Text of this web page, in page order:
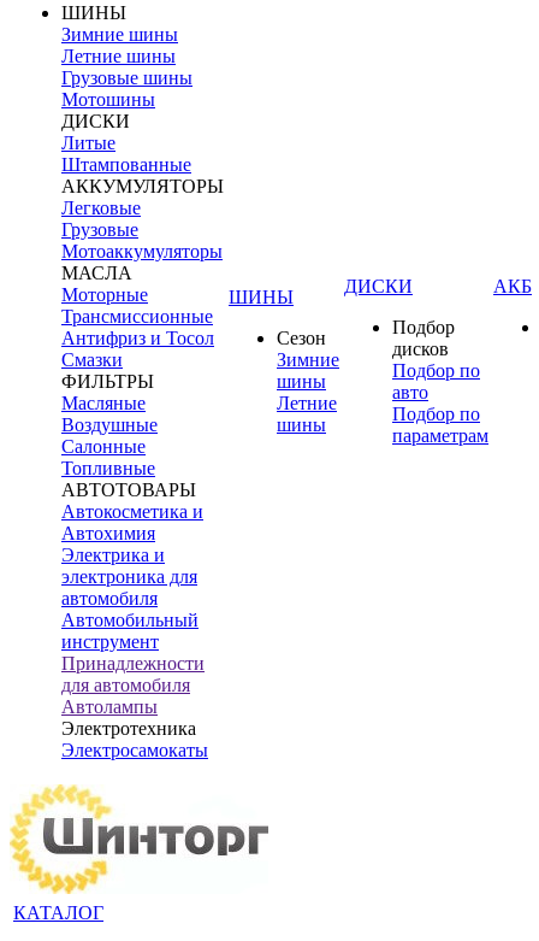
ШИНЫ
Зимние шины
Летние шины
Грузовые шины
Мотошины
ДИСКИ
Литые
Штампованные
АККУМУЛЯТОРЫ
Легковые
Грузовые
Мотоаккумуляторы
МАСЛА
Моторные
Трансмиссионные
Антифриз и Тосол
Смазки
ФИЛЬТРЫ
Масляные
Воздушные
Салонные
Топливные
АВТОТОВАРЫ
Автокосметика и
Автохимия
Электрика и
электроника для
автомобиля
Автомобильный
инструмент
Принадлежности
для автомобиля
Автолампы
Электротехника
Электросамокаты
ШИНЫ
Сезон
Зимние
шины
Летние
шины
ДИСКИ
Подбор
дисков
Подбор по
авто
Подбор по
параметрам
АКБ
КАТАЛОГ